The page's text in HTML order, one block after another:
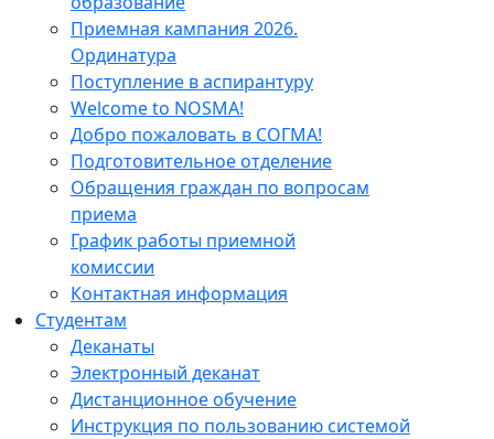
Приемная кампания 2026.
Ординатура
Поступление в аспирантуру
Welcome to NOSMA!
Добро пожаловать в СОГМА!
Подготовительное отделение
Обращения граждан по вопросам
приема
График работы приемной
комиссии
Контактная информация
Студентам
Деканаты
Электронный деканат
Дистанционное обучение
Инструкция по пользованию системой